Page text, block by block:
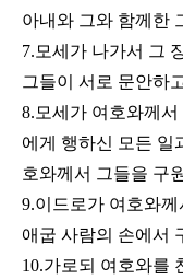
아내와 그와 함께한
7.모세가 나가서 그
그들이 서로 문안하
8.모세가 여호와께
에게 행하신 모든 일
호와께서 그들을 구
9.이드로가 여호와
애굽 사람의 손에서
10.가로되 여호와를